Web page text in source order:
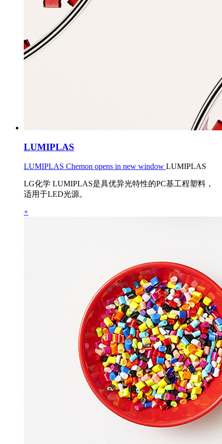
LUMIPLAS
LUMIPLAS Chemon opens in new window LUMIPLAS
LG化学 LUMIPLAS是具优异光特性的PC基工程塑料，
适用于LED光源。
+